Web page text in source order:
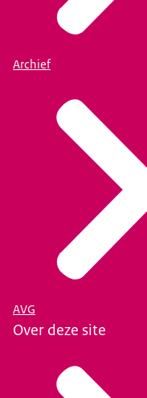
Archief
AVG
Over deze site